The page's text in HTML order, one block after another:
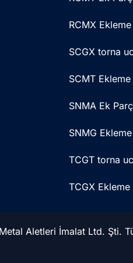
RCMX Ekleme
SCGX torna
SCMT Ekleme
SNMA Ek
SNMG Ekleme
TCGT torna
TCGX Ekleme
Aletleri İmalat Ltd. Şti.